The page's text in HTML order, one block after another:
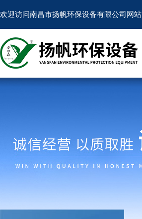
欢迎访问南昌市扬帆环保设备有限公司网站